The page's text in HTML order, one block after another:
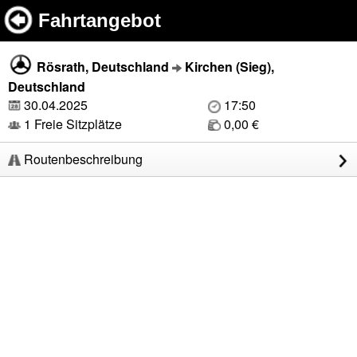
Fahrtangebot
Rösrath, Deutschland
Kirchen (Sieg),
Deutschland
30.04.2025
17:50
1 Freie Sitzplätze
0,00 €
Routenbeschreibung